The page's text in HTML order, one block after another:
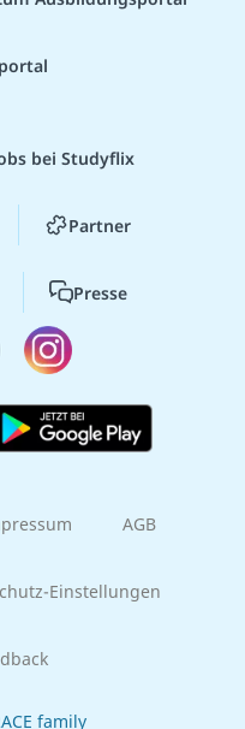
bei Studyflix
Partner
Presse
AGB
Einstellungen
family